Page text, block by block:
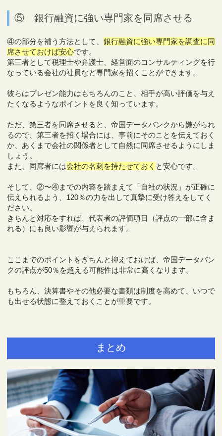
⑤ 銀行融資に強い専門家を同席させる
④の部分を補う方法として、 銀行融資に強い専門家を調査に同
席させておけば安心です。
第三者として税理士や弁護士、経営面のコンサルティングを行
なっている会社の社員など専門家を招くことができます。
彼らはプレゼン能力はもちろんのこと、相手が高い評価を与え
たくなるようなポイントを良く知っています。
ただ、第三者を同席させると、帝国データバンクから嫌がられ
るので、第三者を招く場合には、事前にそのことを伝えておく
か、あくまで会社の関係者として自然に同席させるようにしま
しょう。
また、同席者には会社の名刺を持たせておく と安心です。
そして、②〜④までの内容を踏まえて「自社の状況」が正確に
伝えられるよう、120％の力を出して真摯に受け答えをしてく
ださい。
きちんと対応をすれば、代表者の評価項目（評点の一部に含ま
れる）にも良い影響が与えられます。
ここまでのポイントをきちんと抑えておけば、帝国データバン
クの評点が50％を超える可能性は非常に高くなります。
もちろん、決算書やその他必要な書類は制度を高めて、いつで
も出せる状態に整えておくことが重要です。
まとめ